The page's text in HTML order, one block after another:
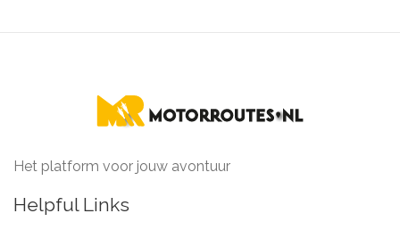
Het platform voor jouw avontuur
Helpful Links